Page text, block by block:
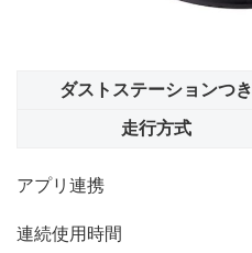
ダストステーションつき
走行方式
アプリ連携
連続使用時間